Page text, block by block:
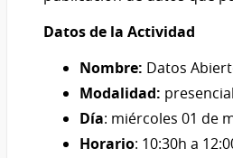
Datos de la Actividad
Nombre: Datos
Modalidad:
Día: miércoles 01 de
Horario: 10:30h a